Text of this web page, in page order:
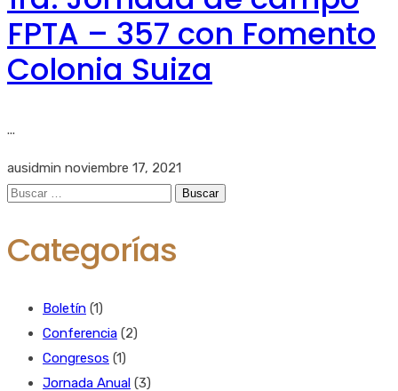
FPTA – 357 con Fomento
Colonia Suiza
...
ausidmin noviembre 17, 2021
Buscar:
Categorías
Boletín (1)
Conferencia (2)
Congresos (1)
Jornada Anual (3)